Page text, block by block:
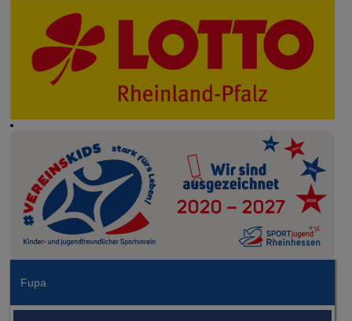
Fupa